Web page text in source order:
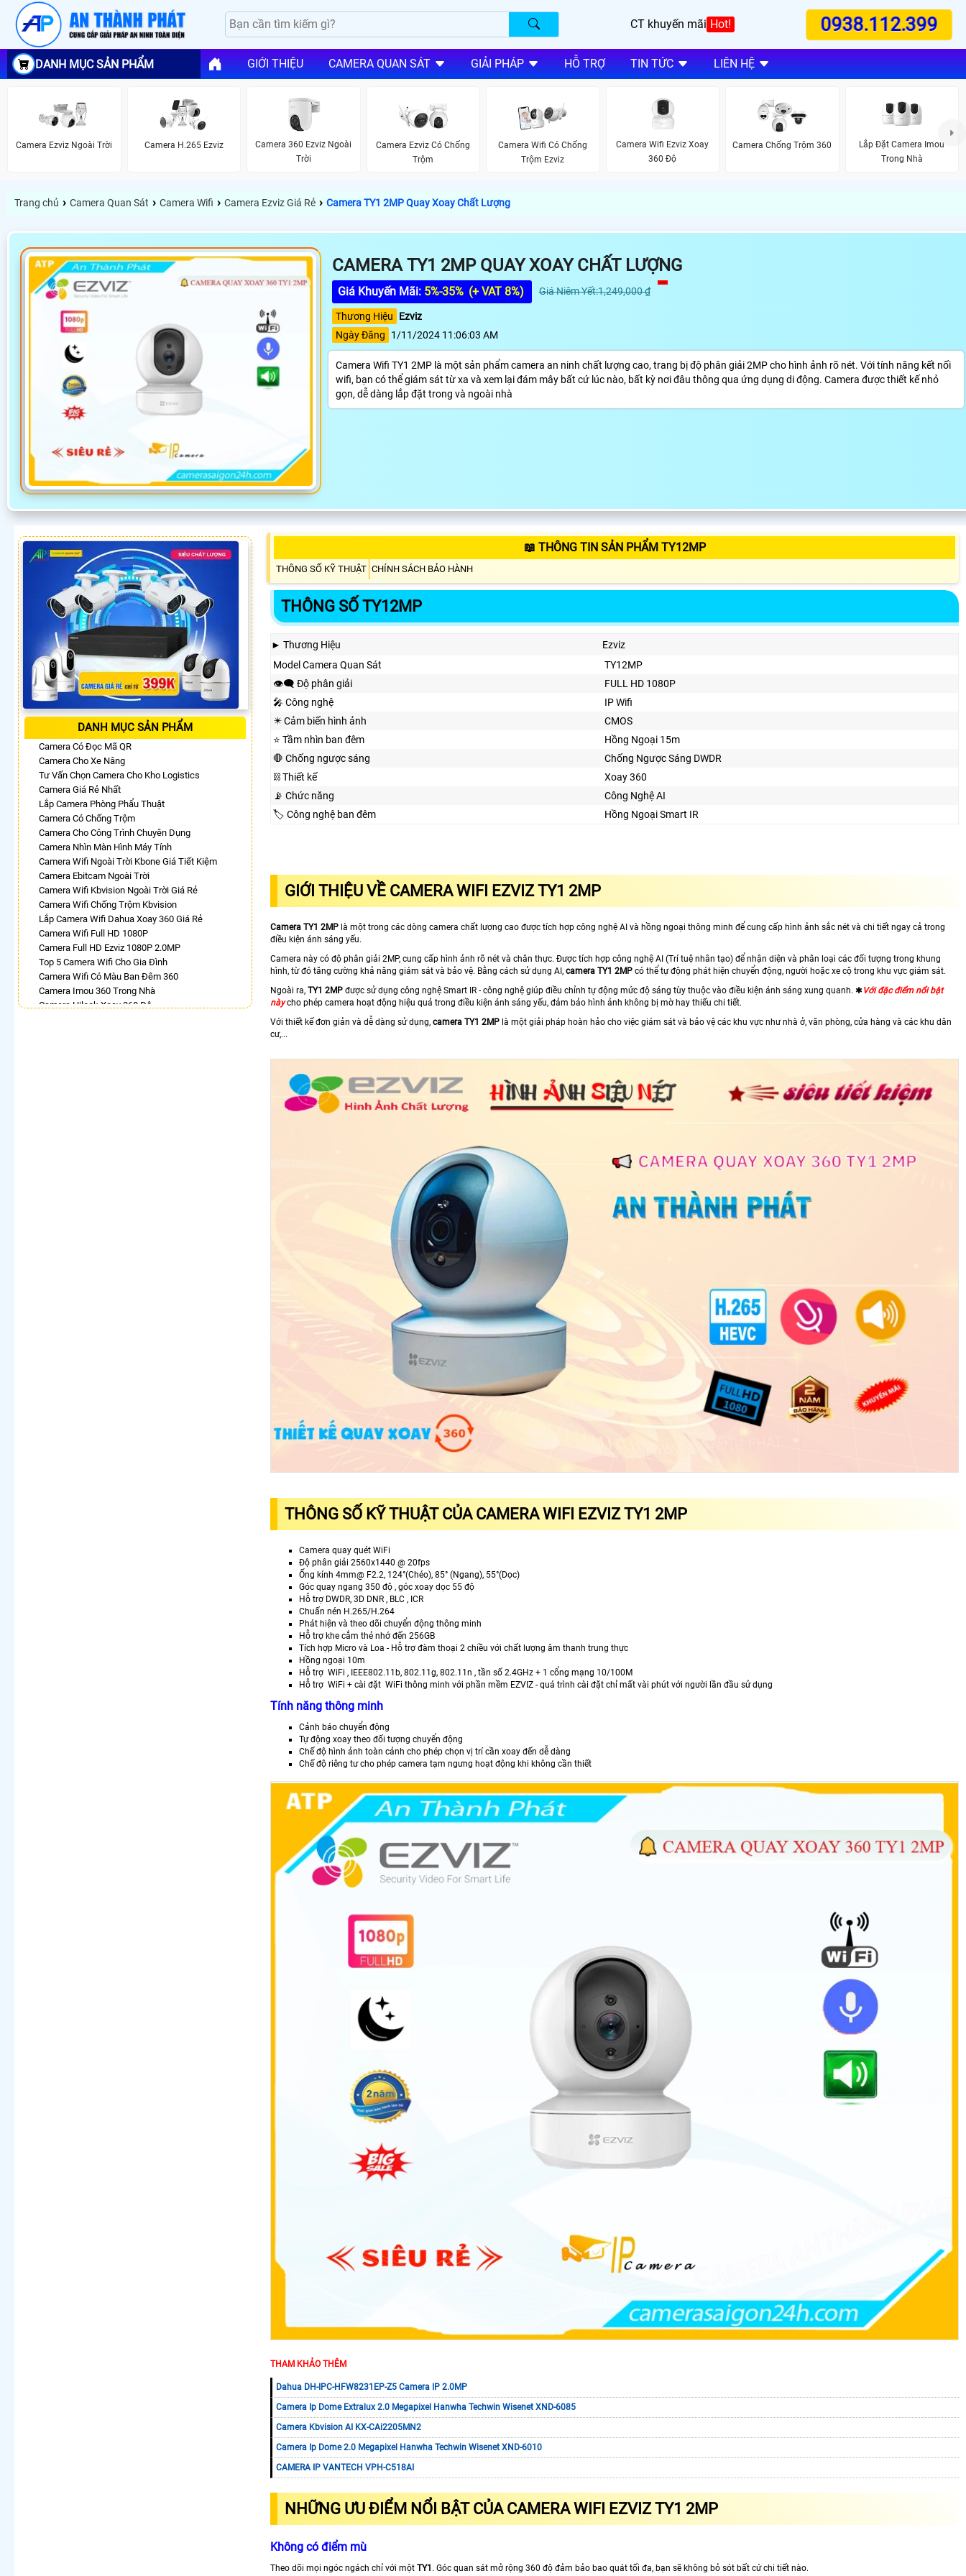
CT khuyến mãi Hot! 0938.112.399
DANH MỤC SẢN PHẨM GIỚI THIỆU CAMERA QUAN SÁT GIẢI PHÁP HỖ TRỢ TIN TỨC LIÊN HỆ
Camera Ezviz Ngoài Trời Camera H.265 Ezviz
Camera 360 Ezviz Ngoài
Trời
Camera Ezviz Có Chống
Trộm
Camera Wifi Có Chống
Trộm Ezviz
Camera Wifi Ezviz Xoay
360 Độ
Camera Chống Trộm 360
Lắp Đặt Camera Imou
Trong Nhà
Trang chủ › Camera Quan Sát › Camera Wifi › Camera Ezviz Giá Rẻ › Camera TY1 2MP Quay Xoay Chất Lượng
CAMERA TY1 2MP QUAY XOAY CHẤT LƯỢNG
Giá Khuyến Mãi: 5%-35% (+ VAT 8%) Giá Niêm Yết:1,249,000 ₫
Thương Hiệu
Ezviz
Ngày Đăng
1/11/2024 11:06:03 AM
Camera Wifi TY1 2MP là một sản phẩm camera an ninh chất lượng cao, trang bị độ phân giải 2MP cho hình ảnh rõ nét. Với tính năng kết nối
wifi, bạn có thể giám sát từ xa và xem lại đám mây bất cứ lúc nào, bất kỳ nơi đâu thông qua ứng dụng di động. Camera được thiết kế nhỏ
gọn, dễ dàng lắp đặt trong và ngoài nhà
DANH MỤC SẢN PHẨM
Camera Có Đọc Mã QR
Camera Cho Xe Nâng
Tư Vấn Chọn Camera Cho Kho Logistics
Camera Giá Rẻ Nhất
Lắp Camera Phòng Phẩu Thuật
Camera Có Chống Trộm
Camera Cho Công Trình Chuyên Dụng
Camera Nhìn Màn Hình Máy Tính
Camera Wifi Ngoài Trời Kbone Giá Tiết Kiệm
Camera Ebitcam Ngoài Trời
Camera Wifi Kbvision Ngoài Trời Giá Rẻ
Camera Wifi Chống Trộm Kbvision
Lắp Camera Wifi Dahua Xoay 360 Giá Rẻ
Camera Wifi Full HD 1080P
Camera Full HD Ezviz 1080P 2.0MP
Top 5 Camera Wifi Cho Gia Đình
Camera Wifi Có Màu Ban Đêm 360
Camera Imou 360 Trong Nhà
Camera Hilook Xoay 360 Độ
📖 THÔNG TIN SẢN PHẨM TY12MP
THÔNG SỐ KỸ THUẬT CHÍNH SÁCH BẢO HÀNH
THÔNG SỐ TY12MP
► Thương Hiệu
Ezviz
Model Camera Quan Sát
TY12MP
👁️‍🗨 Độ phân giải
FULL HD 1080P
🎤 Công nghệ
IP Wifi
✴️ Cảm biến hình ảnh
CMOS
⭐ Tầm nhìn ban đêm
Hồng Ngoại 15m
🛑 Chống ngược sáng
Chống Ngược Sáng DWDR
⛓ Thiết kế
Xoay 360
📡 Chức năng
Công Nghệ AI
🏷 Công nghệ ban đêm
Hồng Ngoại Smart IR
GIỚI THIỆU VỀ CAMERA WIFI EZVIZ TY1 2MP
Camera TY1 2MP là một trong các dòng camera chất lượng cao được tích hợp công nghệ AI và hồng ngoại thông minh để cung cấp hình ảnh sắc nét và chi tiết ngay cả trong
điều kiện ánh sáng yếu.
Camera này có độ phân giải 2MP, cung cấp hình ảnh rõ nét và chân thực. Được tích hợp công nghệ AI (Trí tuệ nhân tạo) để nhận diện và phân loại các đối tượng trong khung
hình, từ đó tăng cường khả năng giám sát và bảo vệ. Bằng cách sử dụng AI, camera TY1 2MP có thể tự động phát hiện chuyển động, người hoặc xe cộ trong khu vực giám sát.
Ngoài ra, TY1 2MP được sử dụng công nghệ Smart IR - công nghệ giúp điều chỉnh tự động mức độ sáng tùy thuộc vào điều kiện ánh sáng xung quanh. ✱ Với đặc điểm nổi bật
nàycho phép camera hoạt động hiệu quả trong điều kiện ánh sáng yếu, đảm bảo hình ảnh không bị mờ hay thiếu chi tiết.
Với thiết kế đơn giản và dễ dàng sử dụng, camera TY1 2MP là một giải pháp hoàn hảo cho việc giám sát và bảo vệ các khu vực như nhà ở, văn phòng, cửa hàng và các khu dân
cư,...
THÔNG SỐ KỸ THUẬT CỦA CAMERA WIFI EZVIZ TY1 2MP
Camera quay quét WiFi
Độ phân giải 2560x1440 @ 20fps
Ống kính 4mm@ F2.2, 124°(Chéo), 85° (Ngang), 55°(Dọc)
Góc quay ngang 350 độ , góc xoay dọc 55 độ
Hỗ trợ DWDR, 3D DNR , BLC , ICR
Chuấn nén H.265/H.264
Phát hiện và theo dõi chuyển động thông minh
Hỗ trợ khe cắm thẻ nhớ đến 256GB
Tích hợp Micro và Loa - Hỗ trợ đàm thoại 2 chiều với chất lượng âm thanh trung thực
Hồng ngoại 10m
Hỗ trợ WiFi , IEEE802.11b, 802.11g, 802.11n , tần số 2.4GHz + 1 cổng mạng 10/100M
Hỗ trợ WiFi + cài đặt WiFi thông minh với phần mềm EZVIZ - quá trình cài đặt chỉ mất vài phút với người lần đầu sử dụng
Tính năng thông minh
Cảnh báo chuyển động
Tự động xoay theo đối tượng chuyển động
Chế độ hình ảnh toàn cảnh cho phép chọn vị trí cần xoay đến dễ dàng
Chế độ riêng tư cho phép camera tạm ngưng hoạt động khi không cần thiết
THAM KHẢO THÊM
Dahua DH-IPC-HFW8231EP-Z5 Camera IP 2.0MP
Camera Ip Dome Extralux 2.0 Megapixel Hanwha Techwin Wisenet XND-6085
Camera Kbvision AI KX-CAi2205MN2
Camera Ip Dome 2.0 Megapixel Hanwha Techwin Wisenet XND-6010
CAMERA IP VANTECH VPH-C518AI
NHỮNG ƯU ĐIỂM NỔI BẬT CỦA CAMERA WIFI EZVIZ TY1 2MP
Không có điểm mù
Theo dõi mọi ngóc ngách chỉ với một TY1 . Góc quan sát mở rộng 360 độ đảm bảo bao quát tối đa, bạn sẽ không bỏ sót bất cứ chi tiết nào.